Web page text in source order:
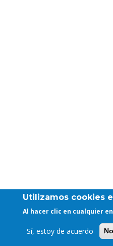
Utilizamos cookies
Al hacer clic en cualquier
Sí, estoy de acuerdo